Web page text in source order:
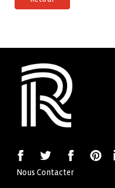
Nous Contacter